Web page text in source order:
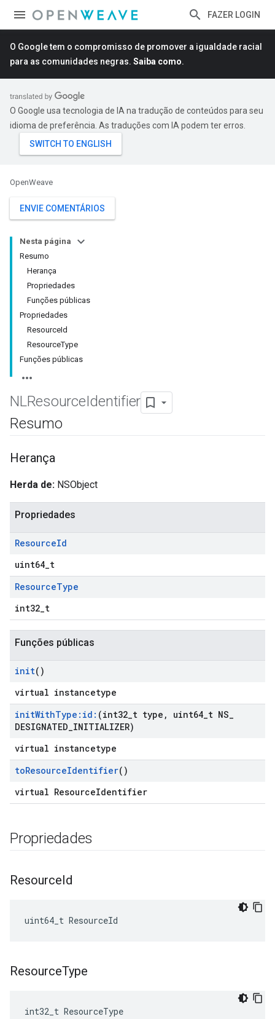
FAZER LOGIN
O Google tem o compromisso de promover a igualdade racial
para as comunidades negras. Saiba como.
O Google usa tecnologia de IA na tradução de conteúdos para seu
idioma de preferência. As traduções com IA podem ter erros.
OpenWeave
ENVIE COMENTÁRIOS
Nesta página
Resumo
Herança
Propriedades
Funções públicas
Propriedades
ResourceId
ResourceType
Funções públicas
NLResourceIdentifier
Resumo
Herança
Herda de: NSObject
Propriedades
ResourceId
uint64_t
ResourceType
int32_t
Funções públicas
init()
virtual instancetype
initWithType:id: (int32 t type , uint64 t NS
DESIGNATED INITIALIZER)
virtual instancetype
toResourceIdentifier()
virtual ResourceIdentifier
Propriedades
ResourceId
uint64_t ResourceId
ResourceType
int32_t ResourceType